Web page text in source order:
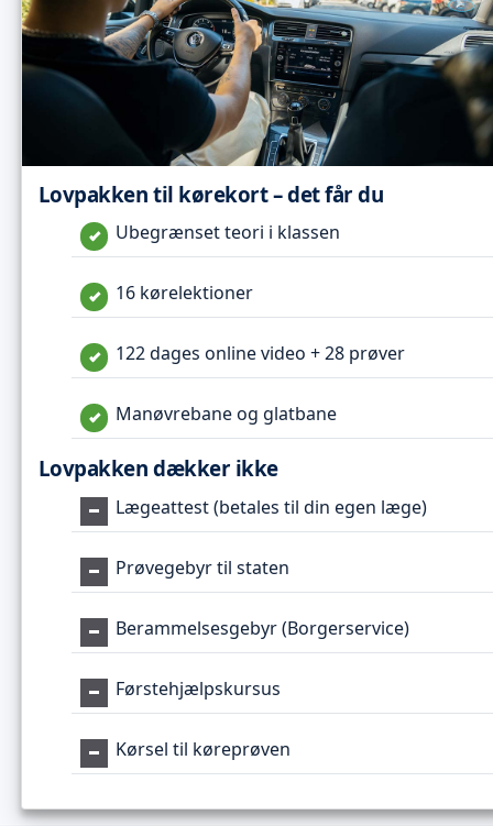
Lovpakken til kørekort – det får du
Ubegrænset teori i klassen
16 kørelektioner
122 dages online video + 28 prøver
Manøvrebane og glatbane
Lovpakken dækker ikke
Lægeattest (betales til din egen læge)
Prøvegebyr til staten
Berammelsesgebyr (Borgerservice)
Førstehjælpskursus
Kørsel til køreprøven